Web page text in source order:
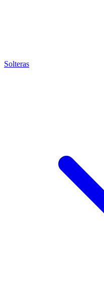
Solteras